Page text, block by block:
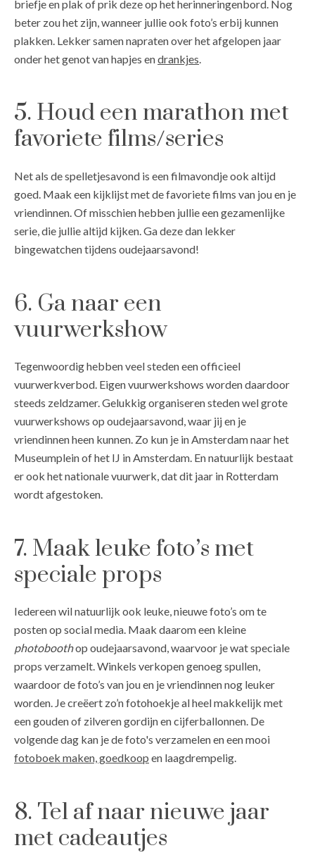
briefje en plak of prik deze op het herinneringenbord. Nog
beter zou het zijn, wanneer jullie ook foto’s erbij kunnen
plakken. Lekker samen napraten over het afgelopen jaar
onder het genot van hapjes endrankjes.
5. Houd een marathon met
favoriete films/series
Net als de spelletjesavond is een filmavondje ook altijd
goed. Maak een kijklijst met de favoriete films van jou en je
vriendinnen. Of misschien hebben jullie een gezamenlijke
serie, die jullie altijd kijken. Ga deze dan lekker
bingewatchen tijdens oudejaarsavond!
6. Ga naar een
vuurwerkshow
Tegenwoordig hebben veel steden een officieel
vuurwerkverbod. Eigen vuurwerkshows worden daardoor
steeds zeldzamer. Gelukkig organiseren steden wel grote
vuurwerkshows op oudejaarsavond, waar jij en je
vriendinnen heen kunnen. Zo kun je in Amsterdam naar het
Museumplein of het IJ in Amsterdam. En natuurlijk bestaat
er ook het nationale vuurwerk, dat dit jaar in Rotterdam
wordt afgestoken.
7. Maak leuke foto’s met
speciale props
Iedereen wil natuurlijk ook leuke, nieuwe foto’s om te
posten op social media. Maak daarom een kleine
photoboothop oudejaarsavond, waarvoor je wat speciale
props verzamelt. Winkels verkopen genoeg spullen,
waardoor de foto’s van jou en je vriendinnen nog leuker
worden. Je creëert zo’n fotohoekje al heel makkelijk met
een gouden of zilveren gordijn en cijferballonnen. De
volgende dag kan je de foto's verzamelen en een mooi
fotoboek maken, goedkoop en laagdrempelig.
8. Tel af naar nieuwe jaar
met cadeautjes